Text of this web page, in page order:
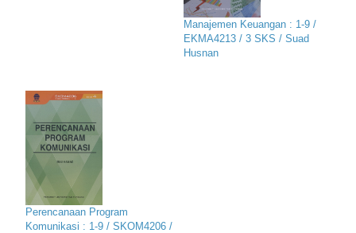
Manajemen Keuangan : 1-9 /
EKMA4213 / 3 SKS / Suad
Husnan
Perencanaan Program
Komunikasi : 1-9 / SKOM4206 /